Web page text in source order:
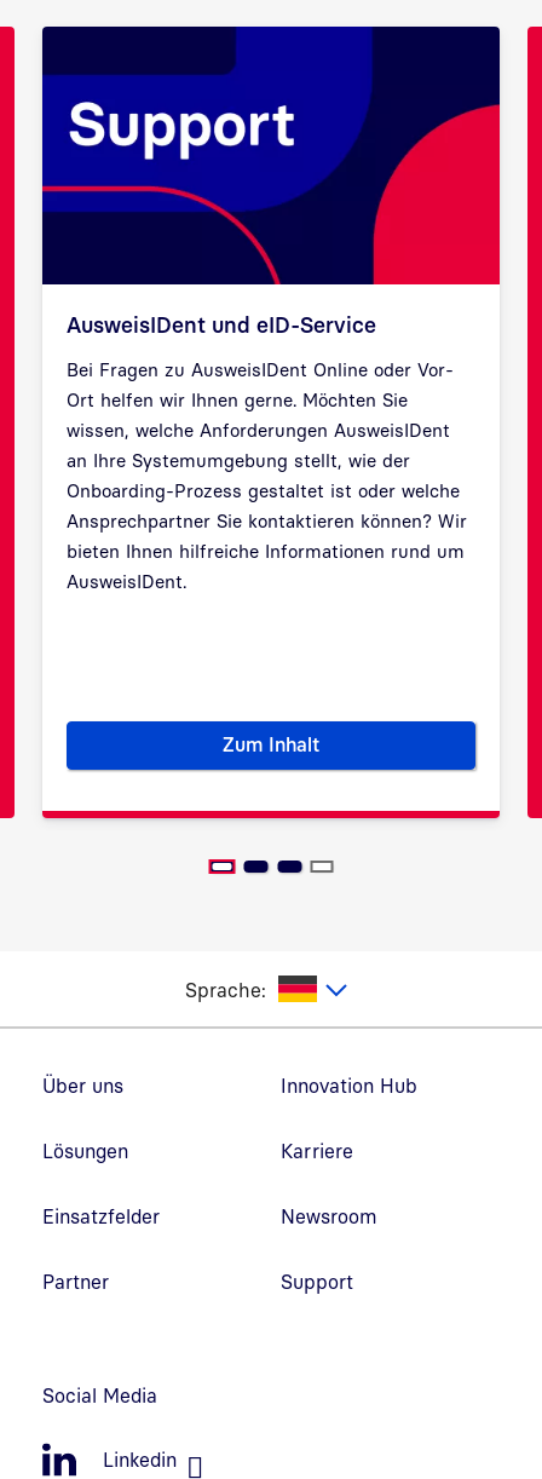
Zurück
mit dem Online-Ausweis
AusweisIDent und eID-Service
Bei Fragen zu AusweisIDent Online oder Vor-
Ort helfen wir Ihnen gerne. Möchten Sie
wissen, welche Anforderungen AusweisIDent
an Ihre Systemumgebung stellt, wie der
Onboarding-Prozess gestaltet ist oder welche
Ansprechpartner Sie kontaktieren können? Wir
bieten Ihnen hilfreiche Informationen rund um
AusweisIDent.
Zum InhaltAusweisIDent und eID-Service
Sprache:
Über uns
Lösungen
Einsatzfelder
Partner
Innovation Hub
Karriere
Newsroom
Support
Social Media
Linkedin